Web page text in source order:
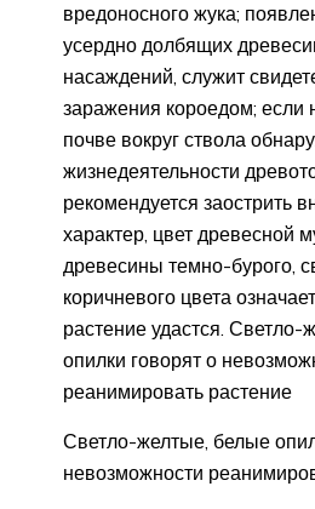
вредоносного жука;
усердно долбящих
насаждений, служит
заражения короедом; если
почве вокруг ствола
жизнедеятельности
рекомендуется заострить
характер, цвет древесной
древесины темно-бурого,
коричневого цвета
растение удастся.
опилки говорят о
реанимировать растение
Светло-желтые, белые
невозможности